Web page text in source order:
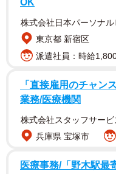
リプニツカヤさんは
ラジスラフ・タラセン
徴兵されたとされる。
OK
株式会社日本パーソナル
東京都 新宿区
派遣社員：時給
「直接雇用のチャン
業務/医療機関
株式会社スタッフサー
兵庫県 宝塚市
医療事務/「野木駅最